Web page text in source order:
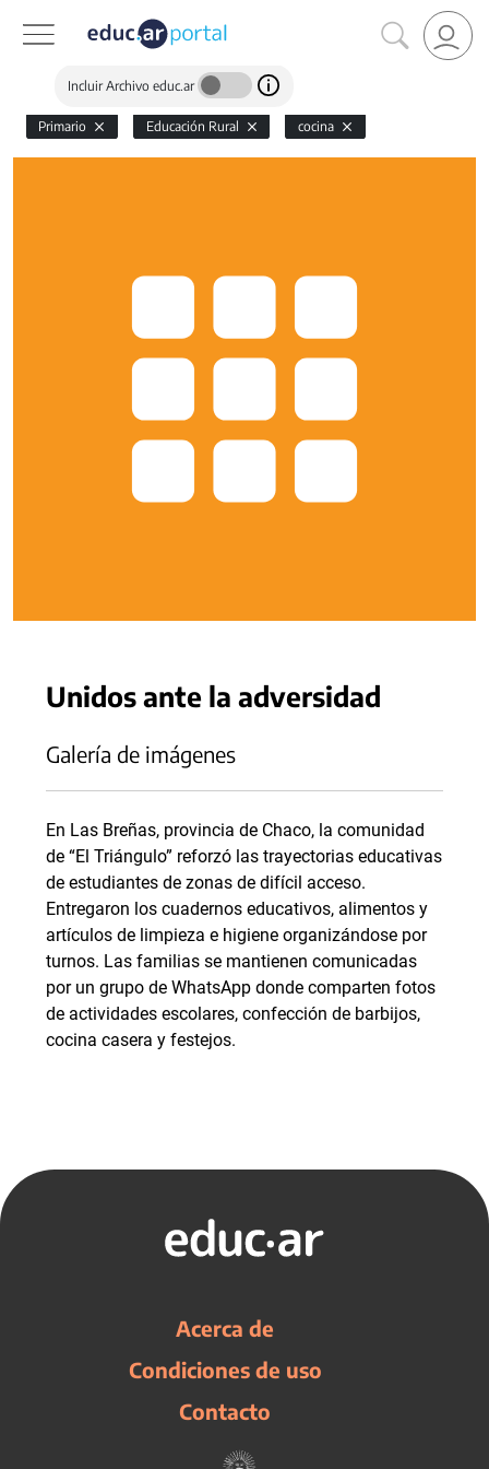
Incluir Archivo educ.ar
Primario Educación Rural cocina
Unidos ante la adversidad
Galería de imágenes
En Las Breñas, provincia de Chaco, la comunidad
de “El Triángulo” reforzó las trayectorias educativas
de estudiantes de zonas de difícil acceso.
Entregaron los cuadernos educativos, alimentos y
artículos de limpieza e higiene organizándose por
turnos. Las familias se mantienen comunicadas
por un grupo de WhatsApp donde comparten fotos
de actividades escolares, confección de barbijos,
cocina casera y festejos.
Acerca de
Condiciones de uso
Contacto